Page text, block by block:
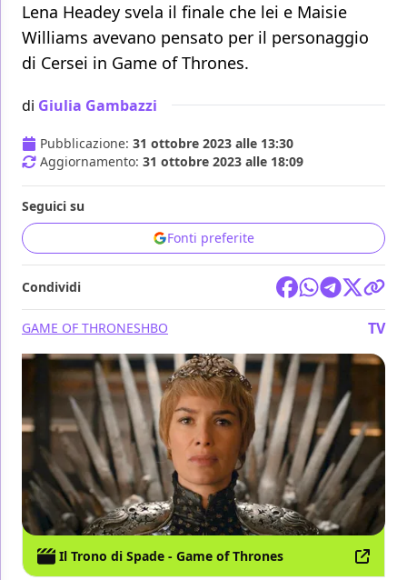
Lena Headey svela il finale che lei e Maisie
Williams avevano pensato per il personaggio
di Cersei in Game of Thrones.
di Giulia Gambazzi
Pubblicazione: 31 ottobre 2023 alle 13:30
Aggiornamento: 31 ottobre 2023 alle 18:09
Seguici su
Fonti preferite
Condividi
GAME OF THRONESHBO TV
Il Trono di Spade - Game of Thrones